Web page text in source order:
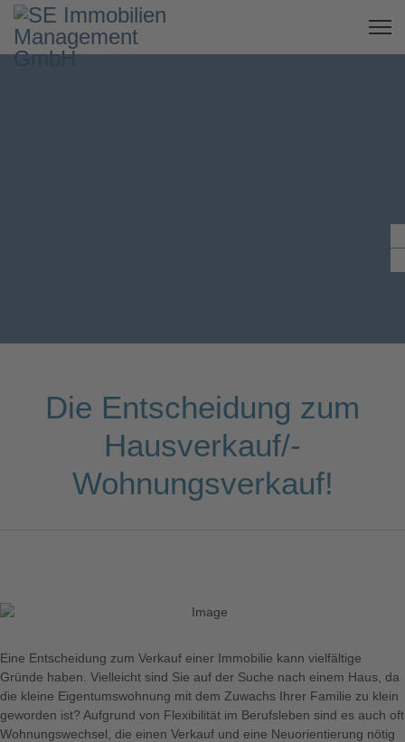
Die Entscheidung zum
Hausverkauf/­
Wohnungsverkauf!
Eine Entscheidung zum Verkauf einer Immobilie kann vielfältige
Gründe haben. Vielleicht sind Sie auf der Suche nach einem Haus, da
die kleine Eigentumswohnung mit dem Zuwachs Ihrer Familie zu klein
geworden ist? Aufgrund von Flexibilität im Berufsleben sind es auch oft
Wohnungswechsel, die einen Verkauf und eine Neuorientierung nötig